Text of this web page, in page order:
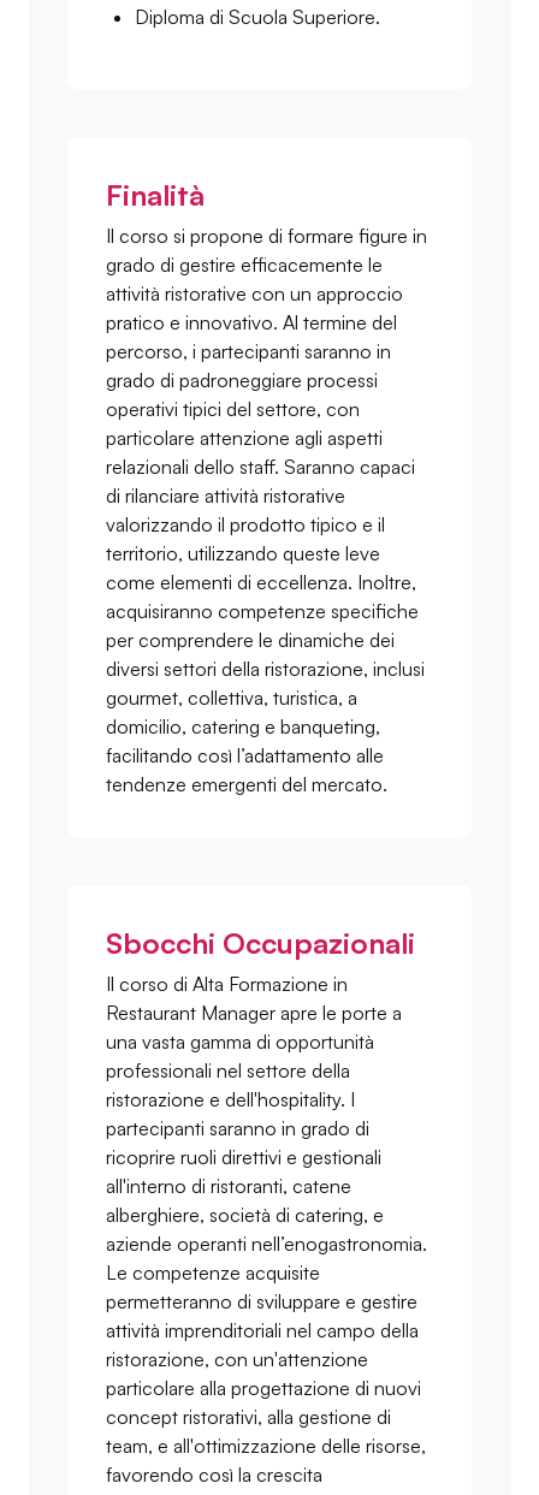
Diploma di Scuola Superiore.
Finalità
Il corso si propone di formare figure in
grado di gestire efficacemente le
attività ristorative con un approccio
pratico e innovativo. Al termine del
percorso, i partecipanti saranno in
grado di padroneggiare processi
operativi tipici del settore, con
particolare attenzione agli aspetti
relazionali dello staff. Saranno capaci
di rilanciare attività ristorative
valorizzando il prodotto tipico e il
territorio, utilizzando queste leve
come elementi di eccellenza. Inoltre,
acquisiranno competenze specifiche
per comprendere le dinamiche dei
diversi settori della ristorazione, inclusi
gourmet, collettiva, turistica, a
domicilio, catering e banqueting,
facilitando così l’adattamento alle
tendenze emergenti del mercato.
Sbocchi Occupazionali
Il corso di Alta Formazione in
Restaurant Manager apre le porte a
una vasta gamma di opportunità
professionali nel settore della
ristorazione e dell'hospitality. I
partecipanti saranno in grado di
ricoprire ruoli direttivi e gestionali
all'interno di ristoranti, catene
alberghiere, società di catering, e
aziende operanti nell’enogastronomia.
Le competenze acquisite
permetteranno di sviluppare e gestire
attività imprenditoriali nel campo della
ristorazione, con un'attenzione
particolare alla progettazione di nuovi
concept ristorativi, alla gestione di
team, e all'ottimizzazione delle risorse,
favorendo così la crescita